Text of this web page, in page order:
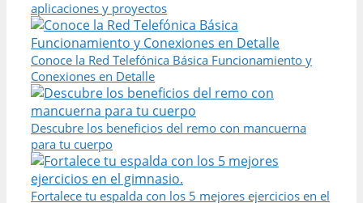
aplicaciones y proyectos
Conoce la Red Telefónica Básica Funcionamiento y
Conexiones en Detalle
Descubre los beneficios del remo con mancuerna
para tu cuerpo
Fortalece tu espalda con los 5 mejores ejercicios en el